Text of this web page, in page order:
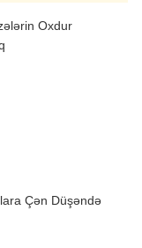
Oxdur
Çən Düşəndə